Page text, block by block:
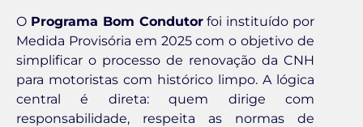
O Programa Bom Condutorfoi instituído por
Medida Provisória em 2025 com o objetivo de
simplificar o processo de renovação da CNH
para motoristas com histórico limpo. A lógica
central é direta: quem dirige com
responsabilidade, respeita as normas de